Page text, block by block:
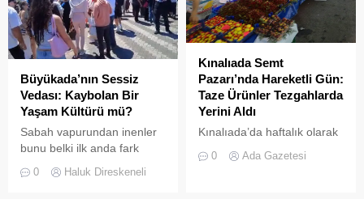
Büyükada’nın Sessiz
Vedası: Kaybolan Bir
Yaşam Kültürü mü?
Sabah vapurundan inenler
bunu belki ilk anda fark
Büyükada’yı elli, altmış yıldır
0 Haluk Direskeneli
Kınalıada Semt
Pazarı’nda Hareketli Gün:
Taze Ürünler Tezgahlarda
Yerini Aldı
Kınalıada’da haftalık olarak
kurulan semt pazarı, ada
sakinleri ve ziyaretçilerin
0 Ada Gazetesi